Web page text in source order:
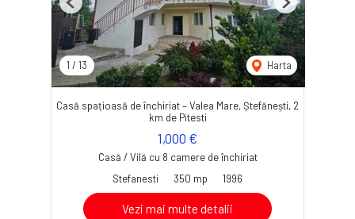
1 / 13 Harta
Previous Next
Casă spațioasă de închiriat – Valea Mare, Ștefănești, 2
km de Pitesti
1,000 €
Casă / Vilă cu 8 camere de închiriat
Stefanesti
350 mp 1996
Vezi mai multe detalii